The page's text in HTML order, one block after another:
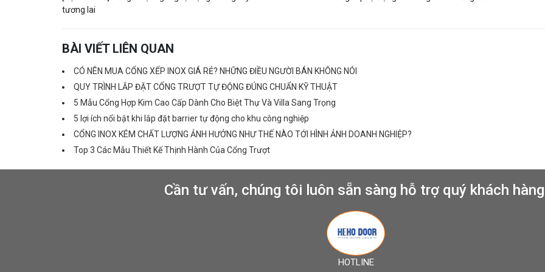
tương lai
BÀI VIẾT LIÊN QUAN
CÓ NÊN MUA CỔNG XẾP INOX GIÁ RẺ? NHỮNG ĐIỀU NGƯỜI BÁN KHÔNG NÓI
QUY TRÌNH LẮP ĐẶT CỔNG TRƯỢT TỰ ĐỘNG ĐÚNG CHUẨN KỸ THUẬT
5 Mẫu Cổng Hợp Kim Cao Cấp Dành Cho Biệt Thự Và Villa Sang Trọng
5 lợi ích nổi bật khi lắp đặt barrier tự động cho khu công nghiệp
CỔNG INOX KÉM CHẤT LƯỢNG ẢNH HƯỞNG NHƯ THẾ NÀO TỚI HÌNH ẢNH DOANH NGHIỆP?
Top 3 Các Mẫu Thiết Kế Thịnh Hành Của Cổng Trượt
Cần tư vấn, chúng tôi luôn sẵn sàng hỗ trợ quý khách
HOTLINE